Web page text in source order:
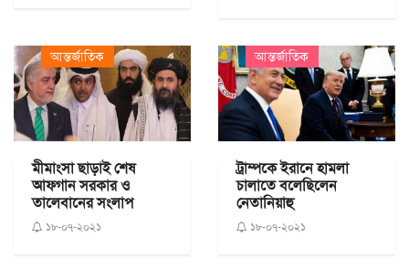
আন্তর্জাতিক
মীমাংসা ছাড়াই শেষ
আফগান সরকার ও
তালেবানের সংলাপ
১৮-০৭-২০২১
আন্তর্জাতিক
ট্রাম্পকে ইরানে হামলা
চালাতে বলেছিলেন
নেতানিয়াহু
১৮-০৭-২০২১